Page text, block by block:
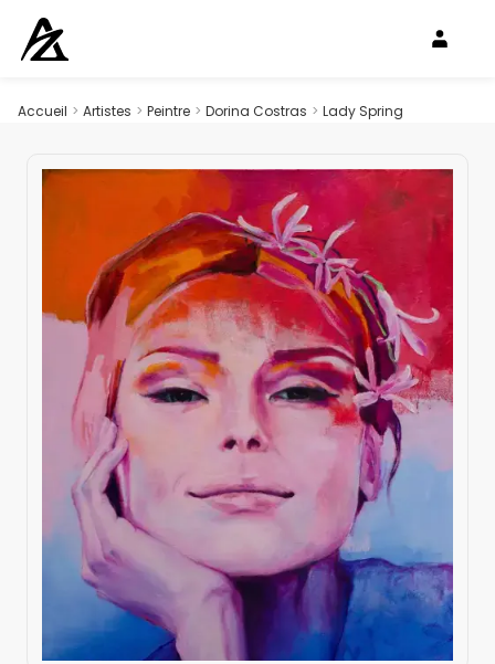
Accueil > Artistes > Peintre > Dorina Costras > Lady Spring